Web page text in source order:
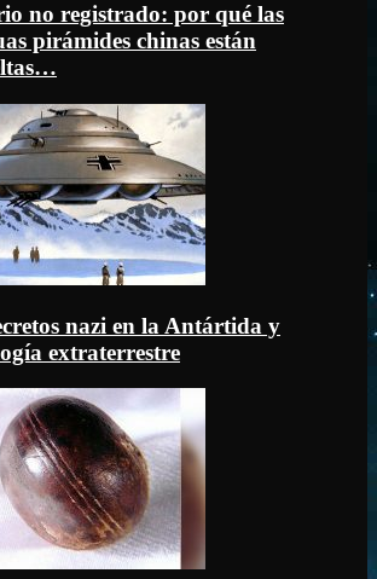
no registrado: por qué las
pirámides chinas están
nazi en la Antártida y
extraterrestre